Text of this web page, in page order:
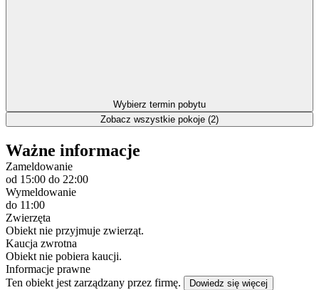
Wybierz termin pobytu
Zobacz wszystkie pokoje (2)
Ważne informacje
Zameldowanie
od 15:00 do 22:00
Wymeldowanie
do 11:00
Zwierzęta
Obiekt nie przyjmuje zwierząt.
Kaucja zwrotna
Obiekt nie pobiera kaucji.
Informacje prawne
Ten obiekt jest zarządzany przez firmę.
Dowiedz się więcej